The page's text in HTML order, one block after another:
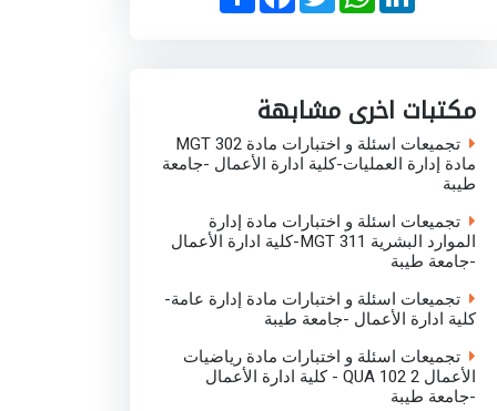
a c
k
i a
p
n
n
مكتبات اخرى مشابهة
تجميعات اسئلة و اختبارات مادة MGT 302
مادة إدارة العمليات-كلية ادارة الأعمال -جامعة
طيبة
تجميعات اسئلة و اختبارات مادة إدارة
الموارد البشرية MGT 311-كلية ادارة الأعمال
-جامعة طيبة
تجميعات اسئلة و اختبارات مادة إدارة عامة-
كلية ادارة الأعمال -جامعة طيبة
تجميعات اسئلة و اختبارات مادة رياضيات
الأعمال 2 QUA 102 - كلية ادارة الأعمال
-جامعة طيبة